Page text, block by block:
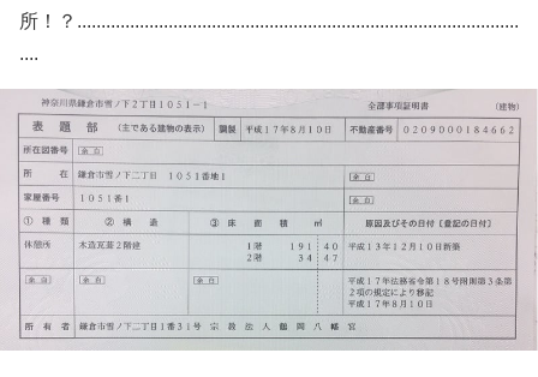
所！？............................................................................................
....